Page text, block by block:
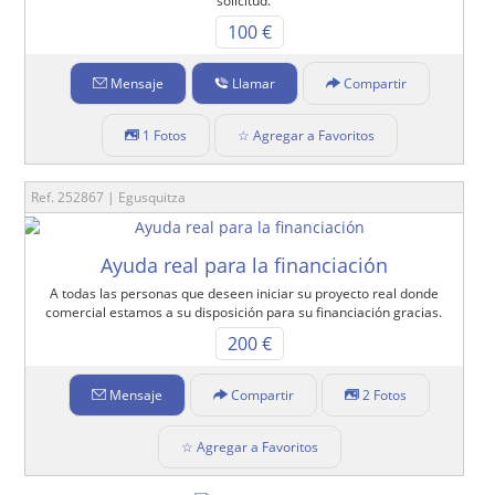
100 €
Mensaje Llamar Compartir
1 Fotos ☆ Agregar a Favoritos
Ref. 252867 | Egusquitza
Ayuda real para la financiación
A todas las personas que deseen iniciar su proyecto real donde
comercial estamos a su disposición para su financiación gracias.
200 €
Mensaje Compartir 2 Fotos
☆ Agregar a Favoritos